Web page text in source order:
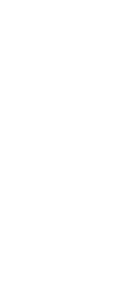
все экскурсии по
Дарим скидку
по Кавказу с
бюро
20 направлений и
места России.
Курорт26.ру